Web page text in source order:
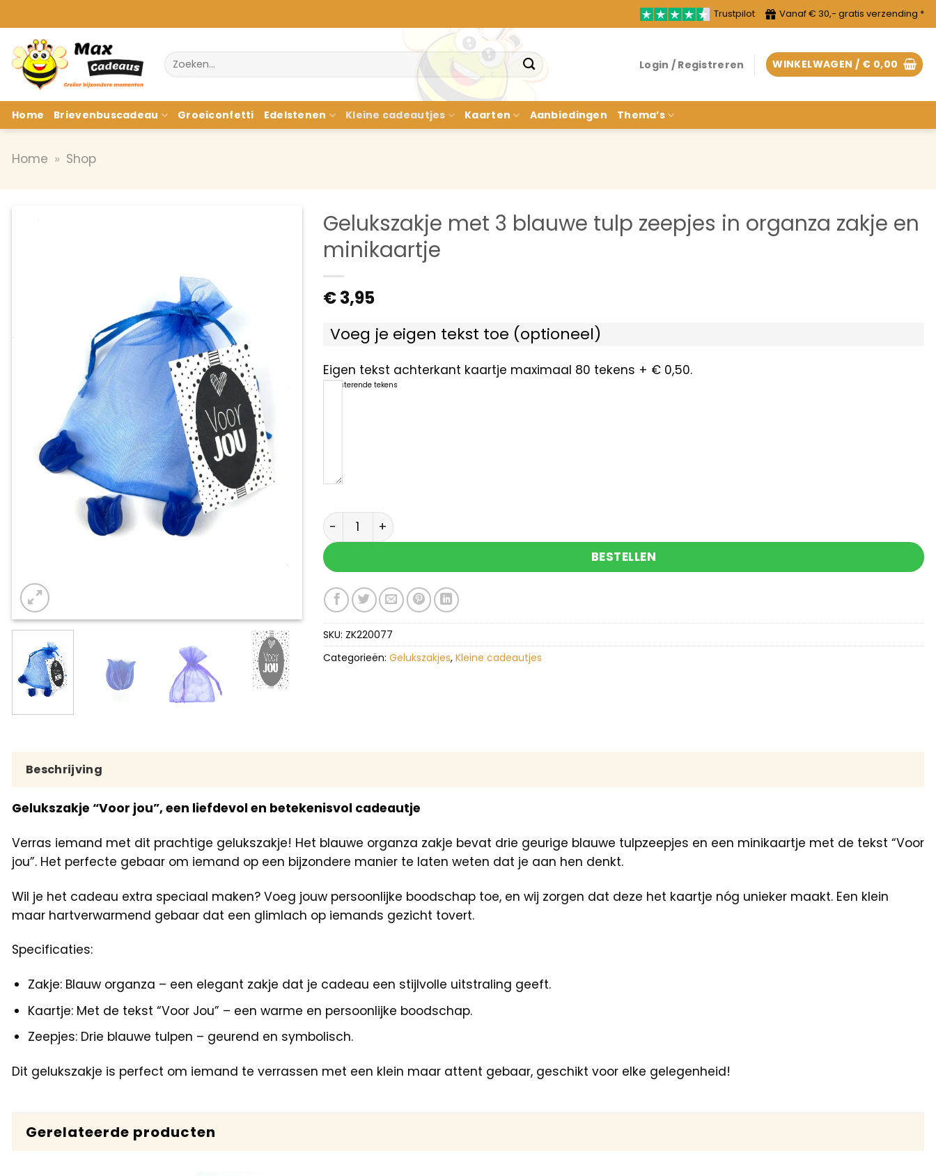
naar
inhoud
Trustpilot Vanaf € 30,- gratis verzending *
Zoeken
naar:
Login / Registreren WINKELWAGEN / € 0,00
Home Brievenbuscadeau Groeiconfetti Edelstenen Kleine cadeautjes Kaarten Aanbiedingen Thema’s
Home » Shop
Gelukszakje met 3 blauwe tulp zeepjes in organza zakje en
minikaartje
€3,95
Voeg je eigen tekst toe (optioneel)
Eigen tekst achterkant kaartje maximaal 80 tekens + € 0,50.
resterende tekens
Gelukszakje met 3 blauwe tulp zeepjes in organza zakje en minikaartje aantal
BESTELLEN
SKU: ZK220077
Categorieën: Gelukszakjes, Kleine cadeautjes
Beschrijving
Gelukszakje “Voor jou”, een liefdevol en betekenisvol cadeautje
Verras iemand met dit prachtige gelukszakje! Het blauwe organza zakje bevat drie geurige blauwe tulpzeepjes en een minikaartje met de tekst “Voor
jou”. Het perfecte gebaar om iemand op een bijzondere manier te laten weten dat je aan hen denkt.
Wil je het cadeau extra speciaal maken? Voeg jouw persoonlijke boodschap toe, en wij zorgen dat deze het kaartje nóg unieker maakt. Een klein
maar hartverwarmend gebaar dat een glimlach op iemands gezicht tovert.
Specificaties:
Zakje: Blauw organza – een elegant zakje dat je cadeau een stijlvolle uitstraling geeft.
Kaartje: Met de tekst “Voor Jou” – een warme en persoonlijke boodschap.
Zeepjes: Drie blauwe tulpen – geurend en symbolisch.
Dit gelukszakje is perfect om iemand te verrassen met een klein maar attent gebaar, geschikt voor elke gelegenheid!
Gerelateerde producten